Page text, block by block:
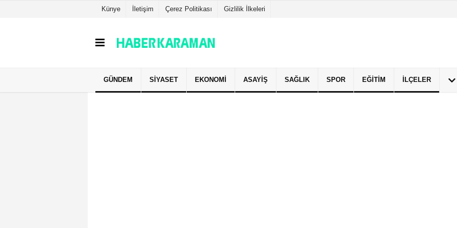
Künye İletişim Çerez Politikası Gizlilik İlkeleri
GÜNDEM SIYASET EKONOMI ASAYIŞ SAĞLIK SPOR EĞITIM İLÇELER